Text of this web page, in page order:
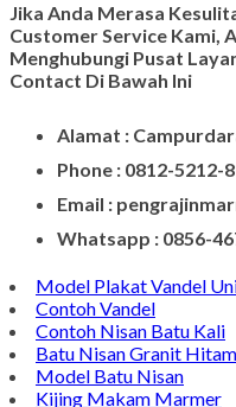
Jika Anda Merasa
Customer Service Kami,
Menghubungi Pusat
Contact Di Bawah Ini
Alamat :
Phone : 0812-5212-
Email :
Whatsapp : 0856-
Model Plakat Vandel
Contoh Vandel
Contoh Nisan Batu Kali
Batu Nisan Granit Hitam
Model Batu Nisan
Kijing Makam Marmer